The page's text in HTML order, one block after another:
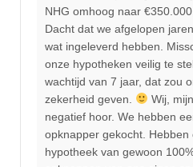
NHG omhoog naar
Dacht dat we afgelopen
wat ingeleverd hebben.
onze hypotheken veilig te
wachtijd van 7 jaar, dat zou
zekerheid geven.
Wij,
negatief hoor. We hebben
opknapper gekocht.
hypotheek van gewoon